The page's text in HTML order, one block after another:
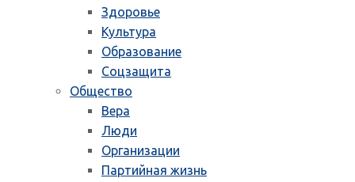
Здоровье
Культура
Образование
Соцзащита
Общество
Вера
Люди
Организации
Партийная жизнь